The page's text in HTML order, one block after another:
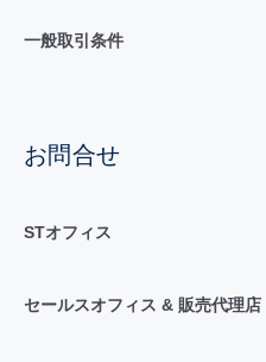
一般取引条件
お問合せ
STオフィス
セールスオフィス & 販売代理店